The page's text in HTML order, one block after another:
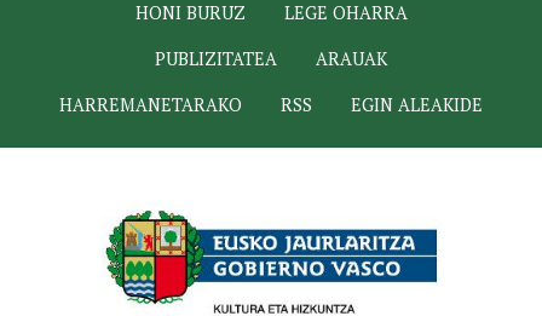
HONI BURUZ
LEGE OHARRA
PUBLIZITATEA
ARAUAK
HARREMANETARAKO
RSS EGIN ALEAKIDE